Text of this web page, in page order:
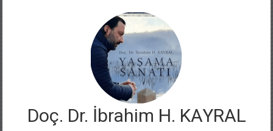
Doç. Dr. İbrahim H. KAYRAL